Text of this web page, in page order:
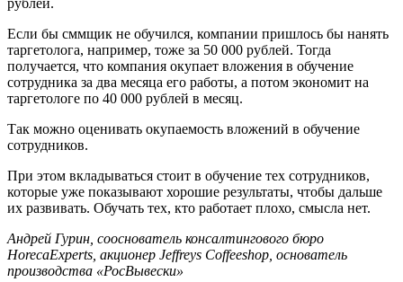
рублей.
Если бы сммщик не обучился, компании пришлось бы нанять
таргетолога, например, тоже за 50 000 рублей. Тогда
получается, что компания окупает вложения в обучение
сотрудника за два месяца его работы, а потом экономит на
таргетологе по 40 000 рублей в месяц.
Так можно оценивать окупаемость вложений в обучение
сотрудников.
При этом вкладываться стоит в обучение тех сотрудников,
которые уже показывают хорошие результаты, чтобы дальше
их развивать. Обучать тех, кто работает плохо, смысла нет.
Андрей Гурин, сооснователь консалтингового бюро
HorecaExperts, акционер Jeffreys Coffeeshop, основатель
производства «РосВывески»